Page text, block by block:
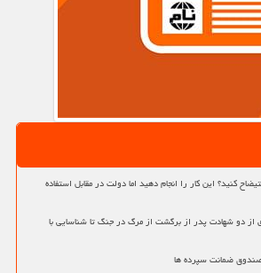
کنید؟ این کار را انجام دهید اما دولت در مقابل استفاده
دو شهادت پدر از برگشت از مرگ در جنگ تا شناسایی با
ضمانت سپرده ها